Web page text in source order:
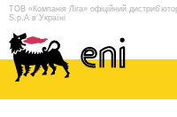
ТОВ «Компанія Ліга» офіційний
S.p.A в Україні